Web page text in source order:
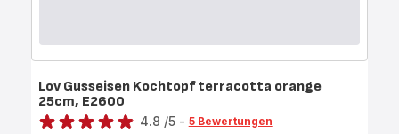
Lov Gusseisen Kochtopf terracotta orange
25cm, E2600
Bewertung
4.8 /5 - 5 Bewertungen